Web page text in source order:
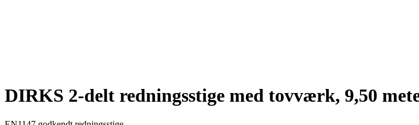
DIRKS 2-delt redningsstige med tovværk, 9,50